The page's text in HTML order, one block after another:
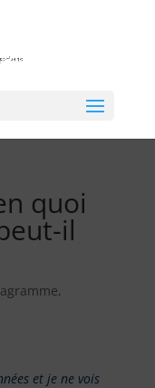
quoi
il
,
et je ne vois